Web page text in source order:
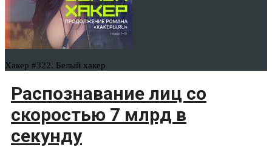
Хакер #322. Белый хакер
Распознавание лиц со
скоростью 7 млрд в
секунду